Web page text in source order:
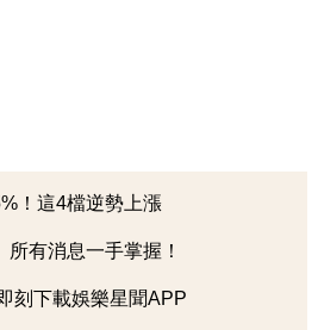
！這4檔逆勢上漲
有消息一手掌握！
刻下載娛樂星聞APP